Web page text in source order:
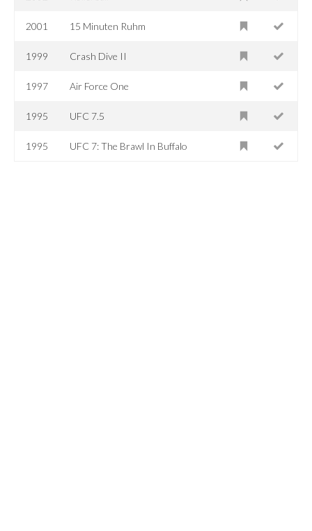
2001 15 Minuten Ruhm
1999 Crash Dive II
1997 Air Force One
1995 UFC 7.5
1995 UFC 7: The Brawl In Buffalo